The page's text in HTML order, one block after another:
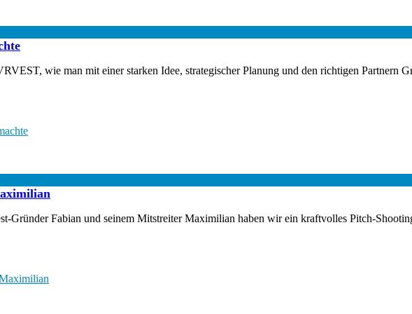
wie man mit einer starken Idee, strategischer Planung und den richtigen Partnern
Gründer Fabian und seinem Mitstreiter Maximilian haben wir ein kraftvolles Pitch-